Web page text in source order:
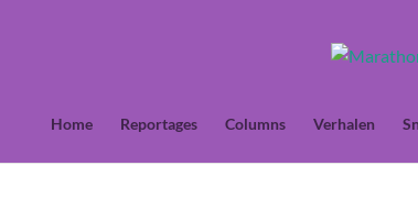
Home Reportages Columns Verhalen